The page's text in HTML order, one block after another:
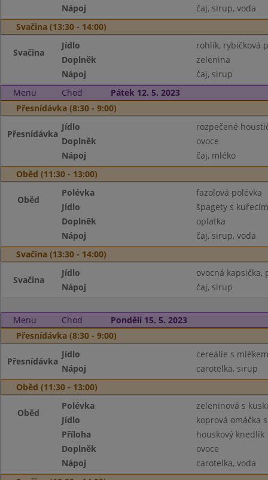
Nápoj
čaj, sirup, voda
Svačina (13:30 - 14:00)
Svačina
Jídlo
rohlík, rybičková
Doplněk
zelenina
Nápoj
čaj, sirup
Menu
Chod
Pátek 12. 5. 2023
Přesnídávka (8:30 - 9:00)
Přesnídávka
Jídlo
rozpečené
Doplněk
ovoce
Nápoj
čaj, mléko
Oběd (11:30 - 13:00)
Oběd
Polévka
fazolová polévka
Jídlo
špagety s
Doplněk
oplatka
Nápoj
čaj, sirup, voda
Svačina (13:30 - 14:00)
Svačina
Jídlo
ovocná kapsička,
Nápoj
čaj, sirup
Menu Chod
Pondělí 15. 5. 2023
Přesnídávka (8:30 - 9:00)
Přesnídávka
Jídlo
cereálie s mlékem
Nápoj
carotelka, sirup
Oběd (11:30 - 13:00)
Oběd
Polévka
zeleninová s
Jídlo
koprová omáčka
Příloha
houskový knedlík
Doplněk
ovoce
Nápoj
carotelka, voda